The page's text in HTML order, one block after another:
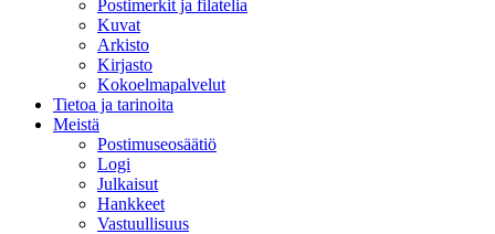
Postimerkit ja filatelia
Kuvat
Arkisto
Kirjasto
Kokoelmapalvelut
Tietoa ja tarinoita
Meistä
Postimuseosäätiö
Logi
Julkaisut
Hankkeet
Vastuullisuus